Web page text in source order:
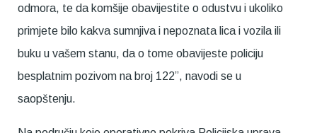
odmora, te da komšije obavijestite o odustvu i ukoliko
primjete bilo kakva sumnjiva i nepoznata lica i vozila ili
buku u vašem stanu, da o tome obavijeste policiju
besplatnim pozivom na broj 122”, navodi se u
saopštenju.